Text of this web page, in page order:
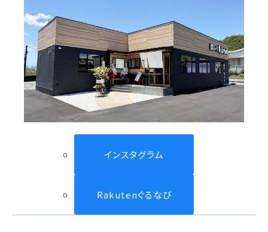
インスタグラム
Rakutenぐるなび